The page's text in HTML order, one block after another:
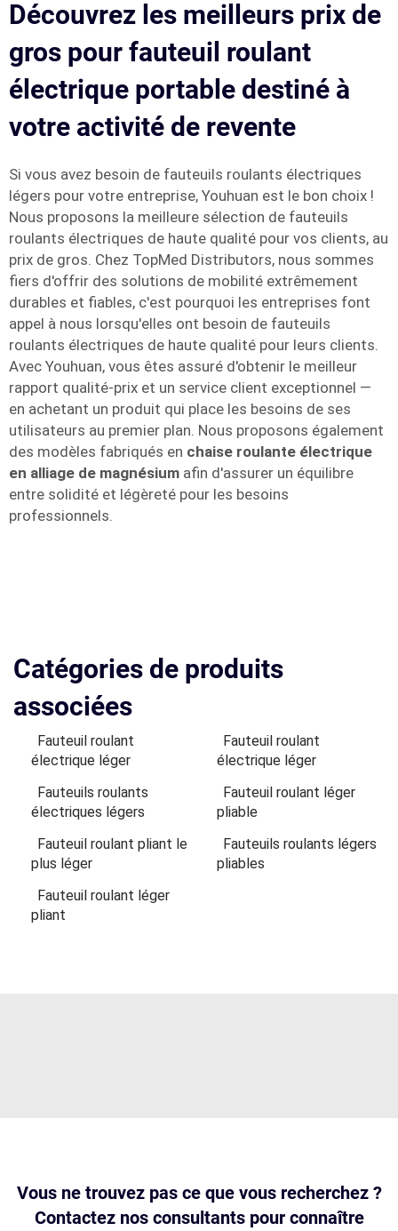
Découvrez les meilleurs prix de
gros pour fauteuil roulant
électrique portable destiné à
votre activité de revente
Si vous avez besoin de fauteuils roulants électriques
légers pour votre entreprise, Youhuan est le bon choix !
Nous proposons la meilleure sélection de fauteuils
roulants électriques de haute qualité pour vos clients, au
prix de gros. Chez TopMed Distributors, nous sommes
fiers d'offrir des solutions de mobilité extrêmement
durables et fiables, c'est pourquoi les entreprises font
appel à nous lorsqu'elles ont besoin de fauteuils
roulants électriques de haute qualité pour leurs clients.
Avec Youhuan, vous êtes assuré d'obtenir le meilleur
rapport qualité-prix et un service client exceptionnel —
en achetant un produit qui place les besoins de ses
utilisateurs au premier plan. Nous proposons également
des modèles fabriqués en chaise roulante électrique
en alliage de magnésium afin d'assurer un équilibre
entre solidité et légèreté pour les besoins
professionnels.
Catégories de produits
associées
Fauteuil roulant
électrique léger
Fauteuil roulant
électrique léger
Fauteuils roulants
électriques légers
Fauteuil roulant léger
pliable
Fauteuil roulant pliant le
plus léger
Fauteuils roulants légers
pliables
Fauteuil roulant léger
pliant
Vous ne trouvez pas ce que vous recherchez ?
Contactez nos consultants pour connaître